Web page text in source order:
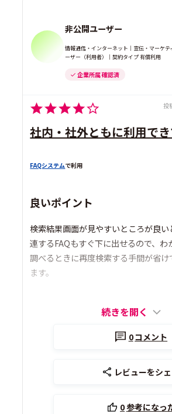
非公開ユーザー
情報通信・インターネット｜宣伝・マーケ
ーザー（利用者）｜契約タイプ 有償利用
企業所属 確認済
投
社内・社外ともに利用で
FAQシステムで利用
良いポイント
検索結果画面が見やすいところが良
連するFAQもすぐ下に出せるので、わ
調べるときに再度検索する手間が省
ます。
続きを開く
0コメント
レビューをシ
0参考になっ